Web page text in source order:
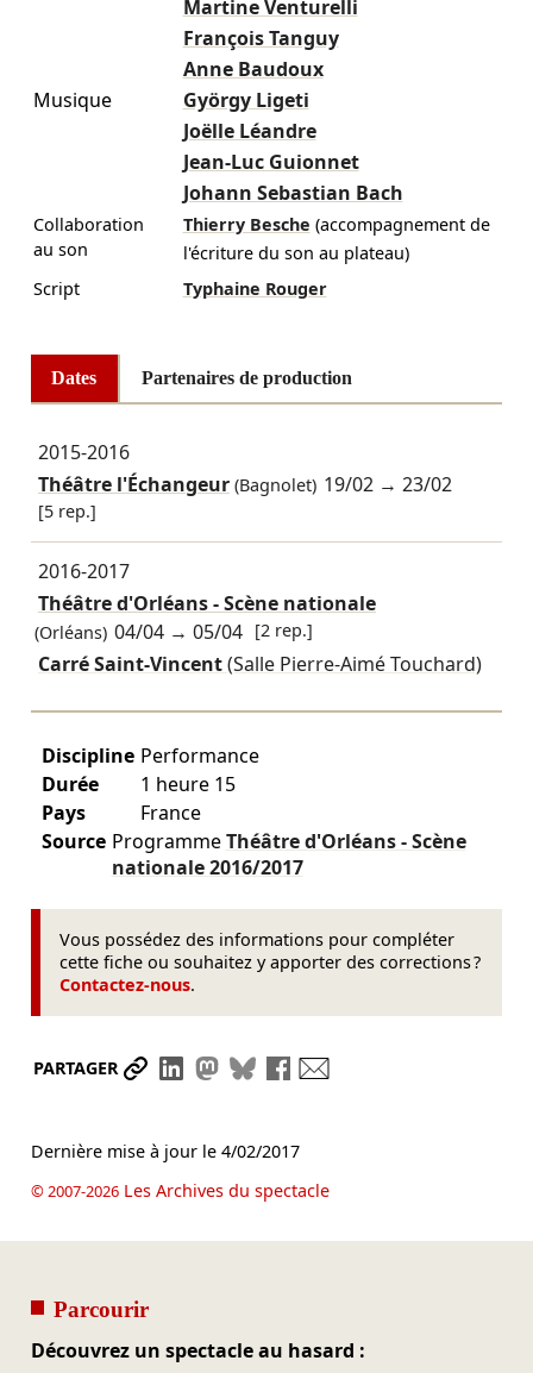
Martine Venturelli
François Tanguy
Anne Baudoux
Musique
György Ligeti
Joëlle Léandre
Jean-Luc Guionnet
Johann Sebastian Bach
Collaboration
au son
Thierry Besche (accompagnement de
l'écriture du son au plateau)
Script
Typhaine Rouger
Dates Partenaires de production
2015-2016
Théâtre l'Échangeur(Bagnolet) 19/02 →23/02
[5 rep.]
2016-2017
Théâtre d'Orléans - Scène nationale
(Orléans) 04/04 →05/04 [2 rep.]
Carré Saint-Vincent(Salle Pierre-Aimé Touchard)
Discipline Performance
Durée
1 heure 15
Pays
France
Source ProgrammeThéâtre d'Orléans - Scène
nationale2016/2017
Vous possédez des informations pour compléter
cette fiche ou souhaitez y apporter des corrections ?
Contactez-nous.
PARTAGER Partager le lien
Partager sur LinkedIn
Partager sur Mastodon
Partager sur Bluesky
Partager sur Facebook
Dernière mise à jour le 4/02/2017
© 2007-2026Les Archives du spectacle
Parcourir
Découvrez un spectacle au hasard :